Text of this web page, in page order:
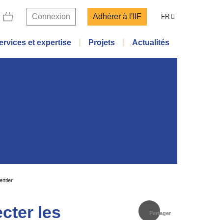
Connexion Adhérer à l'IIF FR
et expertise Projets Actualités
Partager
les